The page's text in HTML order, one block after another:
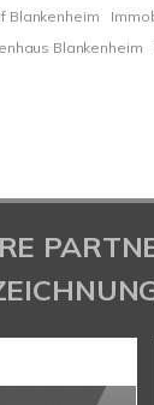
Blankenheim
Blankenheim